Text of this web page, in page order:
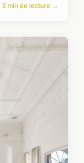
3 min de lecture →